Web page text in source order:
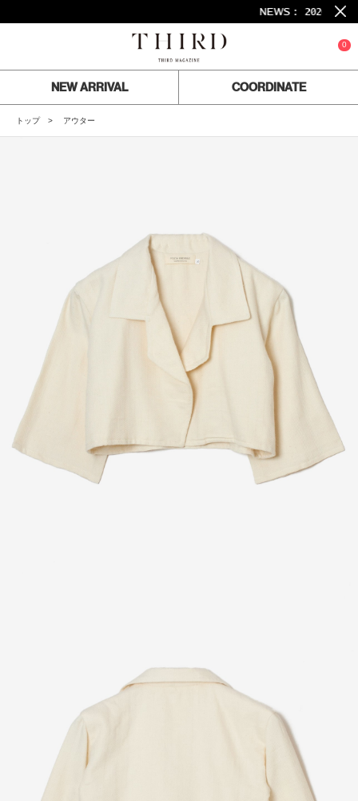
2026-07-24 26SS
0
NEW ARRIVAL COORDINATE
トップ アウター